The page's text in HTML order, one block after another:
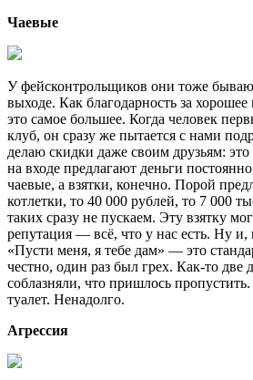
Чаевые
У фейсконтрольщиков они тоже
выходе. Как благодарность за
это самое большее. Когда человек
клуб, он сразу же пытается с нами
делаю скидки даже своим друзьям:
на входе предлагают деньги
чаевые, а взятки, конечно. Порой
котлетки, то 40 000 рублей, то 7 000
таких сразу не пускаем. Эту взятку
репутация — всё, что у нас есть. Ну и,
«Пусти меня, я тебе дам» — это
честно, один раз был грех. Как-то две
соблазняли, что пришлось
туалет. Ненадолго.
Агрессия